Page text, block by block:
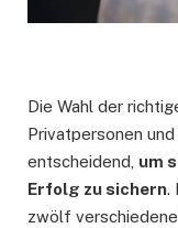
Die Wahl der
Privatpersonen
entscheidend, um
Erfolg zu sichern.
zwölf